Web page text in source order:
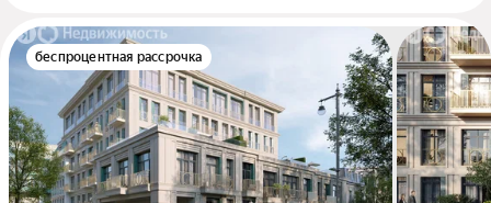
беспроцентная рассрочка